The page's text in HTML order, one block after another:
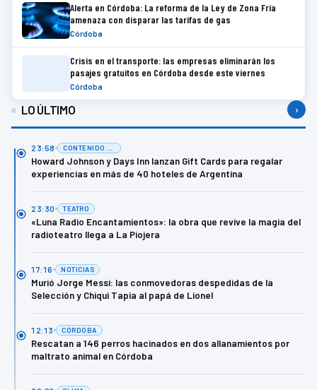
Alerta en Córdoba: La reforma de la Ley de Zona Fría
amenaza con disparar las tarifas de gas
Córdoba
Crisis en el transporte: las empresas eliminarán los
pasajes gratuitos en Córdoba desde este viernes
Córdoba
LO ÚLTIMO ›
23:58
Howard Johnson y Days Inn lanzan Gift Cards para regalar
experiencias en más de 40 hoteles de Argentina
23:30 TEATRO
«Luna Radio Encantamientos»: la obra que revive la magia del
radioteatro llega a La Piojera
17:16 NOTICIAS
Murió Jorge Messi: las conmovedoras despedidas de la
Selección y Chiqui Tapia al papá de Lionel
12:13 CÓRDOBA
Rescatan a 146 perros hacinados en dos allanamientos por
maltrato animal en Córdoba